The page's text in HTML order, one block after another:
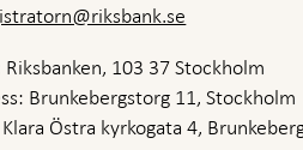
Riksbanken, 103 37 Stockholm
Brunkebergstorg 11, Stockholm
Östra kyrkogata 4,